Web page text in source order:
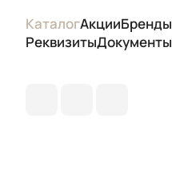
КаталогАкцииБренды
РеквизитыДокументы